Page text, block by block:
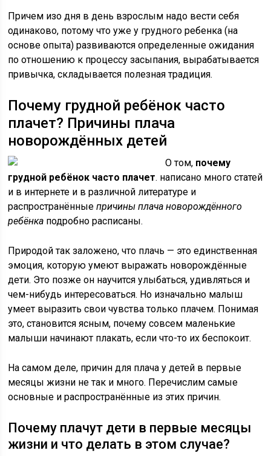
Причем изо дня в день взрослым надо вести себя
одинаково, потому что уже у грудного ребенка (на
основе опыта) развиваются определенные ожидания
по отношению к процессу засыпания, вырабатывается
привычка, складывается полезная традиция.
Почему грудной ребёнок часто
плачет? Причины плача
новорождённых детей
О том, почему
грудной ребёнок часто плачет. написано много статей
и в интернете и в различной литературе и
распространённыепричины плача новорождённого
ребёнка подробно расписаны.
Природой так заложено, что плачь — это единственная
эмоция, которую умеют выражать новорождённые
дети. Это позже он научится улыбаться, удивляться и
чем-нибудь интересоваться. Но изначально малыш
умеет выразить свои чувства только плачем. Понимая
это, становится ясным, почему совсем маленькие
малыши начинают плакать, если что-то их беспокоит.
На самом деле, причин для плача у детей в первые
месяцы жизни не так и много. Перечислим самые
основные и распространённые из этих причин.
Почему плачут дети в первые месяцы
жизни и что делать в этом случае?